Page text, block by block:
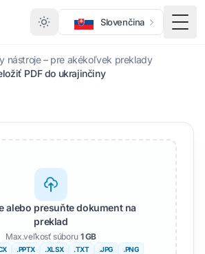
Slovenčina
nástroje – pre akékoľvek preklady
PDF do ukrajinčiny
alebo presuňte dokument na
preklad
Max.veľkosť súboru 1 GB
.PPTX .XLSX .TXT .JPG
.PNG